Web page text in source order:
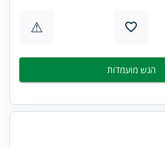
⚠
הגש מועמדות